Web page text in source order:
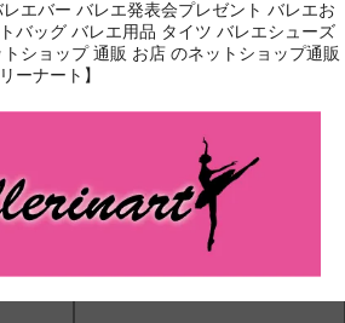
エバー バレエ発表会プレゼント バレエお
バッグ バレエ用品 タイツ バレエシューズ
ショップ 通販 お店 のネットショップ通販
ーナート】